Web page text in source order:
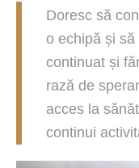
Doresc să
o echipă și
continuat și
rază de
acces la
continui